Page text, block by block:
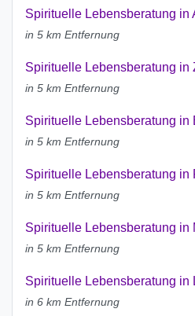
Spirituelle Lebensberatung in
in 5 km Entfernung
Spirituelle Lebensberatung in
in 5 km Entfernung
Spirituelle Lebensberatung in
in 5 km Entfernung
Spirituelle Lebensberatung in
in 5 km Entfernung
Spirituelle Lebensberatung in
in 5 km Entfernung
Spirituelle Lebensberatung in
in 6 km Entfernung